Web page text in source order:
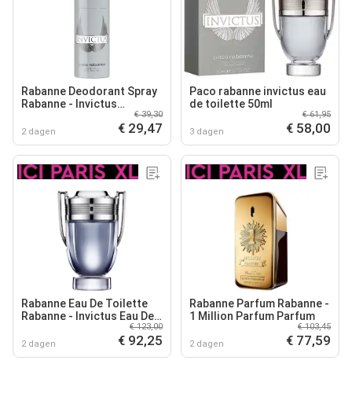
Rabanne Deodorant Spray
Rabanne - Invictus
2 dagen
€ 39,30
€ 29,47
Paco rabanne invictus eau
de toilette 50ml
3 dagen
€ 61,95
€ 58,00
Rabanne Eau De Toilette
Rabanne - Invictus Eau De
2 dagen
€ 123,00
€ 92,25
Rabanne Parfum Rabanne -
1 Million Parfum Parfum
2 dagen
€ 103,45
€ 77,59